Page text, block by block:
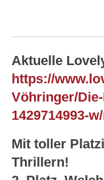
Aktuelle
https://
Vöhringer/
1429714993-
Mit toller
Thrillern!